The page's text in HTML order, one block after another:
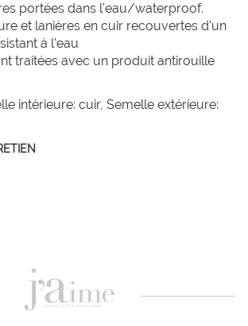
portées dans l'eau/waterproof.
et lanières en cuir recouvertes d'un
à l'eau
traitées avec un produit antirouille
intérieure: cuir, Semelle extérieure: